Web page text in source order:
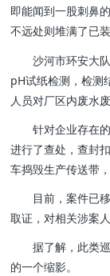
即能闻到一股刺鼻
不远处则堆满了已
沙河市环安大队
pH试纸检测，检测
人员对厂区内废水
针对企业存在的
进行了查处，查封
车捣毁生产传送带
目前，案件已移
取证，对相关涉案
据了解，此类巡
的一个缩影。